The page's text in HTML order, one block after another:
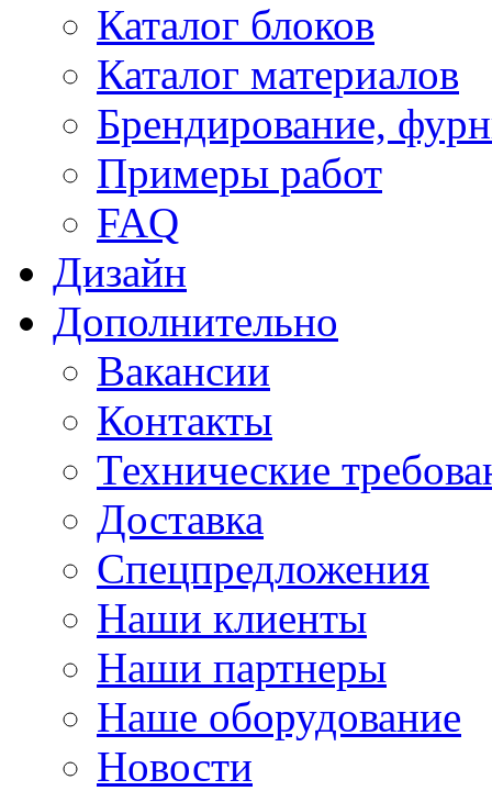
Каталог блоков
Каталог материалов
Брендирование,
Примеры работ
FAQ
Дизайн
Дополнительно
Вакансии
Контакты
Технические
Доставка
Спецпредложения
Наши клиенты
Наши партнеры
Наше оборудование
Новости